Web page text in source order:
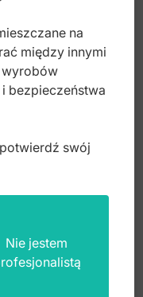
na
między innymi
wyrobów
bezpieczeństwa
swój
Nie jestem